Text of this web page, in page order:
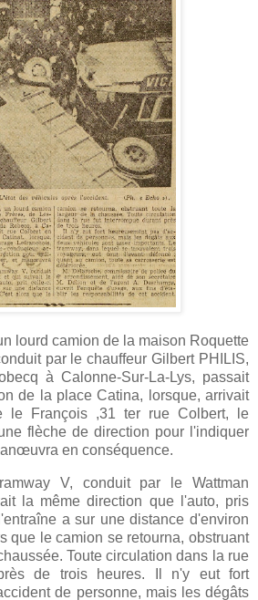
lourd camion de la maison Roquette
par le chauffeur Gilbert PHILIS,
à Calonne-Sur-La-Lys, passait
de la place Catina, lorsque, arrivait
le François ,31 ter rue Colbert, le
flèche de direction pour l'indiquer
en conséquence.
V, conduit par le Wattman
la même direction que l'auto, pris
a sur une distance d'environ
que le camion se retourna, obstruant
Toute circulation dans la rue
de trois heures. Il n'y eut fort
de personne, mais les dégâts